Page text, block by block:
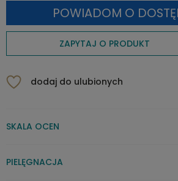
POWIADOM O
ZAPYTAJ O PRODUKT
dodaj do ulubionych
SKALA OCEN
PIELĘGNACJA